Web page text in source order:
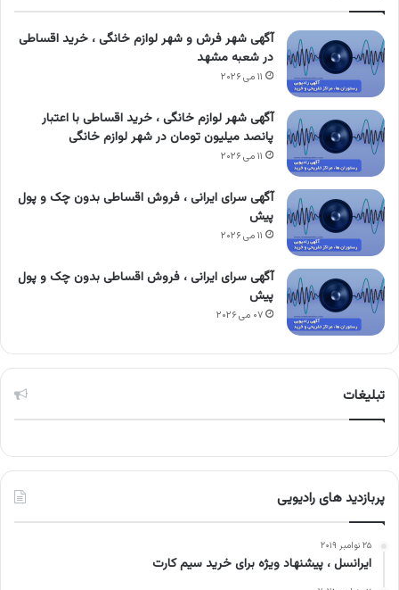
آگهی شهر فرش و شهر لوازم خانگی ، خرید اقساطی
در شعبه مشهد
۱۱ می ۲۰۲۶
آگهی شهر لوازم خانگی ، خرید اقساطی با اعتبار
پانصد میلیون تومان در شهر لوازم خانگی
۱۱ می ۲۰۲۶
آگهی سرای ایرانی ، فروش اقساطی بدون چک و پول
پیش
۱۱ می ۲۰۲۶
آگهی سرای ایرانی ، فروش اقساطی بدون چک و پول
پیش
۰۷ می ۲۰۲۶
تبلیغات
پربازدید های رادیویی
۲۵ نوامبر ۲۰۱۹
ایرانسل ، پیشنهاد ویژه برای خرید سیم کارت